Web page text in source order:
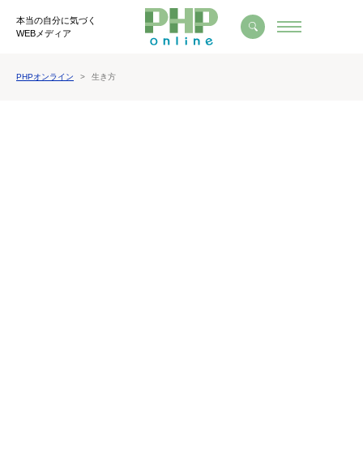
本当の自分に気づく
WEBメディア
PHPオンライン 生き方